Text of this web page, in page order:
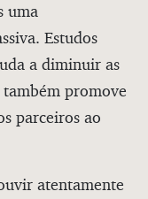
uma
Estudos
a diminuir as
promove
parceiros ao
atentamente